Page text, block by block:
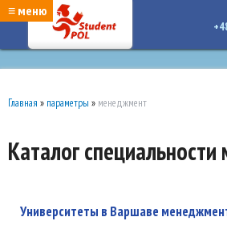
google-site-verification:
google7a917c261df1566b.html
≡ меню
Главная » параметры » менеджмент
Каталог
Университеты в Варшаве